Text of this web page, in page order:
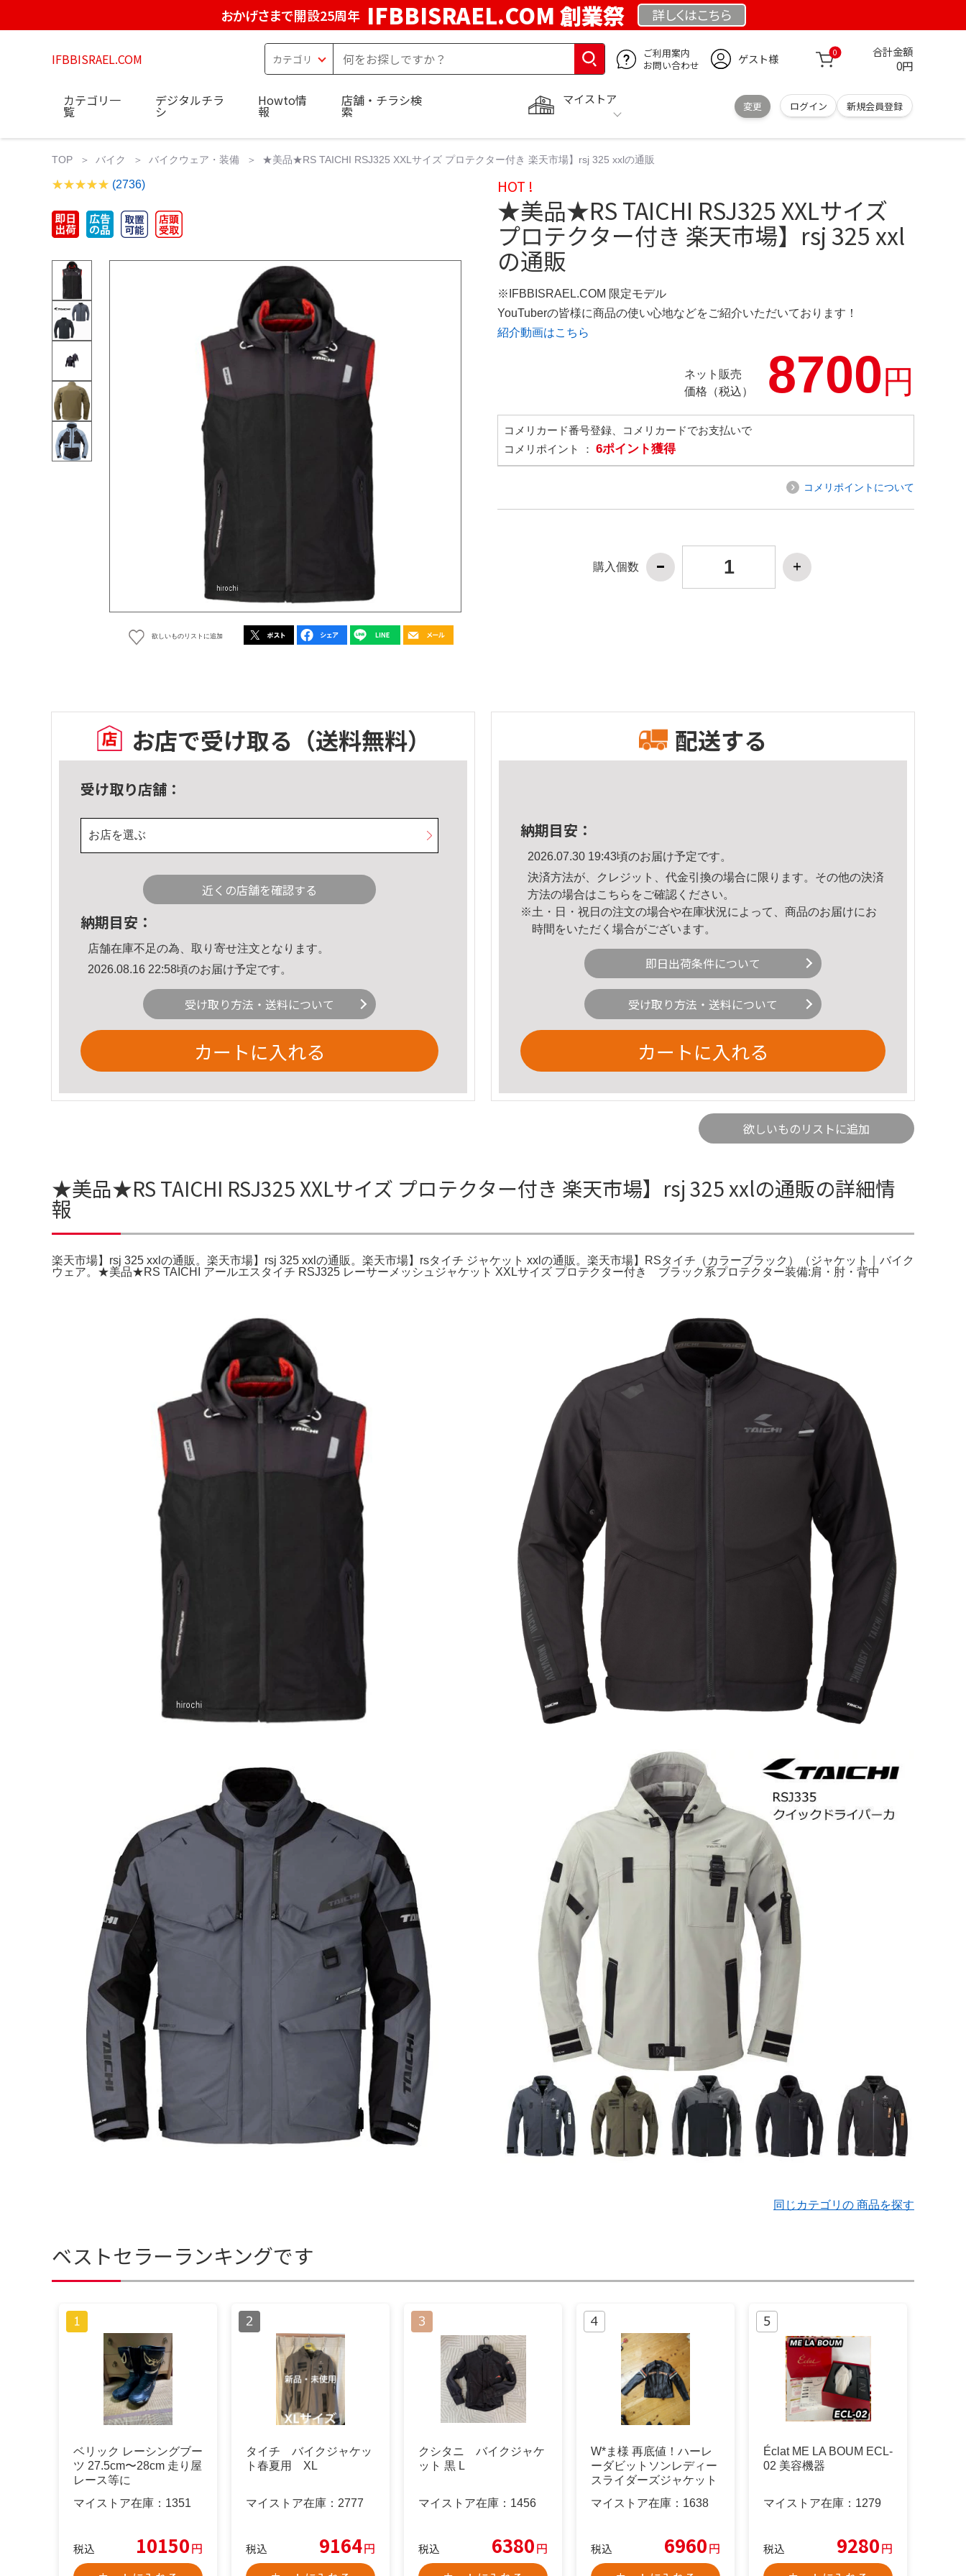
おかげさまで開設25周年 IFBBISRAEL.COM 創業祭 詳しくはこちら
IFBBISRAEL.COM
ご利用案内
お問い合わせ
ゲスト様 0 合計金額
0円
マイストア
変更 ログイン 新規会員登録
カテゴリ一
覧
デジタルチラ
シ
Howto情
報
店舗・チラシ検
索
TOP バイク バイクウェア・装備 ★美品★RS TAICHI RSJ325 XXLサイズ プロテクター付き 楽天市場】rsj 325 xxlの通販
(2736)
欲しいものリストに追加
HOT !
★美品★RS TAICHI RSJ325 XXLサイズ
プロテクター付き 楽天市場】rsj 325 xxl
の通販
※IFBBISRAEL.COM 限定モデル
YouTuberの皆様に商品の使い心地などをご紹介いただいております！
紹介動画はこちら
ネット販売
価格（税込）
8700円
コメリカード番号登録、コメリカードでお支払いで
コメリポイント ： 6ポイント獲得
コメリポイントについて
購入個数
お店で受け取る （送料無料）
受け取り店舗：
お店を選ぶ
近くの店舗を確認する
納期目安：
店舗在庫不足の為、取り寄せ注文となります。
2026.08.16 22:58頃のお届け予定です。
受け取り方法・送料について
カートに入れる
配送する
納期目安：
2026.07.30 19:43頃のお届け予定です。
決済方法が、クレジット、代金引換の場合に限ります。その他の決済
方法の場合はこちら をご確認ください。
※土・日・祝日の注文の場合や在庫状況によって、商品のお届けにお
時間をいただく場合がございます。
即日出荷条件について
受け取り方法・送料について
カートに入れる
欲しいものリストに追加
★美品★RS TAICHI RSJ325 XXLサイズ プロテクター付き 楽天市場】rsj 325 xxlの通販の詳細情
報
楽天市場】rsj 325 xxlの通販。楽天市場】rsj 325 xxlの通販。楽天市場】rsタイチ ジャケット xxlの通販。楽天市場】RSタイチ（カラーブラック）（ジャケット｜バイク
ウェア。★美品★RS TAICHI アールエスタイチ RSJ325 レーサーメッシュジャケット XXLサイズ プロテクター付き ブラック系プロテクター装備:肩・肘・背中
同じカテゴリの 商品を探す
ベストセラーランキングです
ベリック レーシングブー
ツ 27.5cm〜28cm 走り屋
レース等に
マイストア在庫： 1351
税込 10150円
タイチ バイクジャケッ
ト春夏用 XL
マイストア在庫： 2777
税込 9164円
クシタニ バイクジャケ
ット 黒 L
マイストア在庫： 1456
税込 6380円
W*ま様 再底値！ハーレ
ーダビットソンレディー
スライダーズジャケット
マイストア在庫： 1638
税込 6960円
Éclat ME LA BOUM ECL-
02 美容機器
マイストア在庫： 1279
税込 9280円